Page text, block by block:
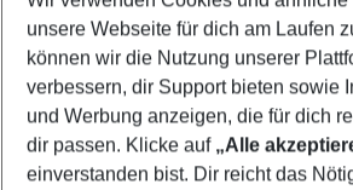
Frübucher Angebote Varna für
Flug & Hotel Varna
Pauschalreisen Varna
unsere Webseite für dich am Laufen
können wir die Nutzung unserer
verbessern, dir Support bieten sowie
und Werbung anzeigen, die für dich
dir passen. Klicke auf „Alle
einverstanden bist. Dir reicht das